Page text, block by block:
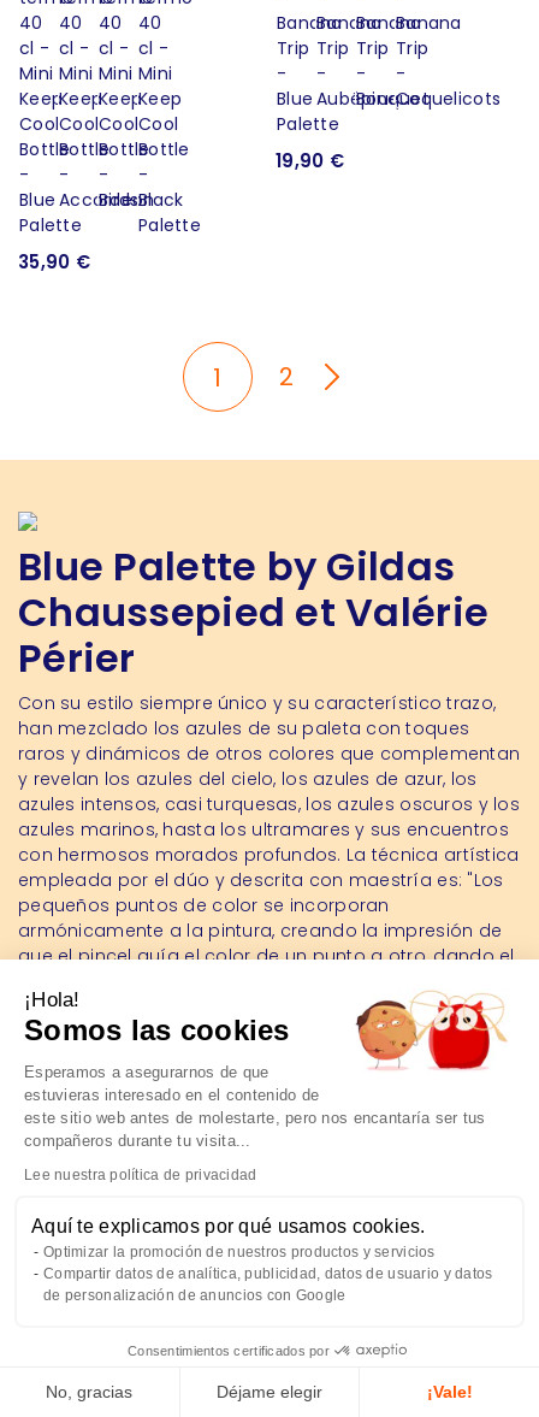
35,90 €
19,90 €
1 2
Blue Palette by Gildas
Chaussepied et Valérie
Périer
Con su estilo siempre único y su característico trazo,
han mezclado los azules de su paleta con toques
raros y dinámicos de otros colores que complementan
y revelan los azules del cielo, los azules de azur, los
azules intensos, casi turquesas, los azules oscuros y los
azules marinos, hasta los ultramares y sus encuentros
con hermosos morados profundos. La técnica artística
empleada por el dúo y descrita con maestría es: "Los
pequeños puntos de color se incorporan
armónicamente a la pintura, creando la impresión de
que el pincel guía el color de un punto a otro, dando el
pintado", lo que permite el desarrollo de un paisaje
abstracto pero muy "habitado". Cada pieza se elabora
para sí misma con una intención única en cada
ocasión, y es eso lo que provoca estas emociones y
sensaciones fuertes y positivas.
Blue Palette es una colección muy elegante, llevada
por una nota absolutamente alegre que te
que la lleves puesta, la lleves contigo en tus viajes o
simplemente convivas con ella en tu cocina y en la
mesa.
¡Hola!
Somos las cookies
Esperamos a asegurarnos de que
estuvieras interesado en el contenido de
este sitio web antes de molestarte, pero nos encantaría ser tus
compañeros durante tu visita...
Lee nuestra política de privacidad
Aquí te explicamos por qué usamos cookies.
Optimizar la promoción de nuestros productos y servicios
Compartir datos de analítica, publicidad, datos de usuario y datos
de personalización de anuncios con Google
Consentimientos certificados por
No, gracias Déjame elegir ¡Vale!